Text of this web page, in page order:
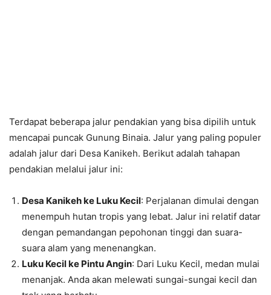
Terdapat beberapa jalur pendakian yang bisa dipilih untuk
mencapai puncak Gunung Binaia. Jalur yang paling populer
adalah jalur dari Desa Kanikeh. Berikut adalah tahapan
pendakian melalui jalur ini:
Desa Kanikeh ke Luku Kecil: Perjalanan dimulai dengan
menempuh hutan tropis yang lebat. Jalur ini relatif datar
dengan pemandangan pepohonan tinggi dan suara-
suara alam yang menenangkan.
Luku Kecil ke Pintu Angin: Dari Luku Kecil, medan mulai
menanjak. Anda akan melewati sungai-sungai kecil dan